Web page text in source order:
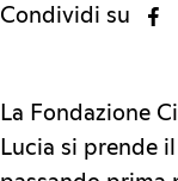
Condividi su
La Fondazione
Lucia si prende